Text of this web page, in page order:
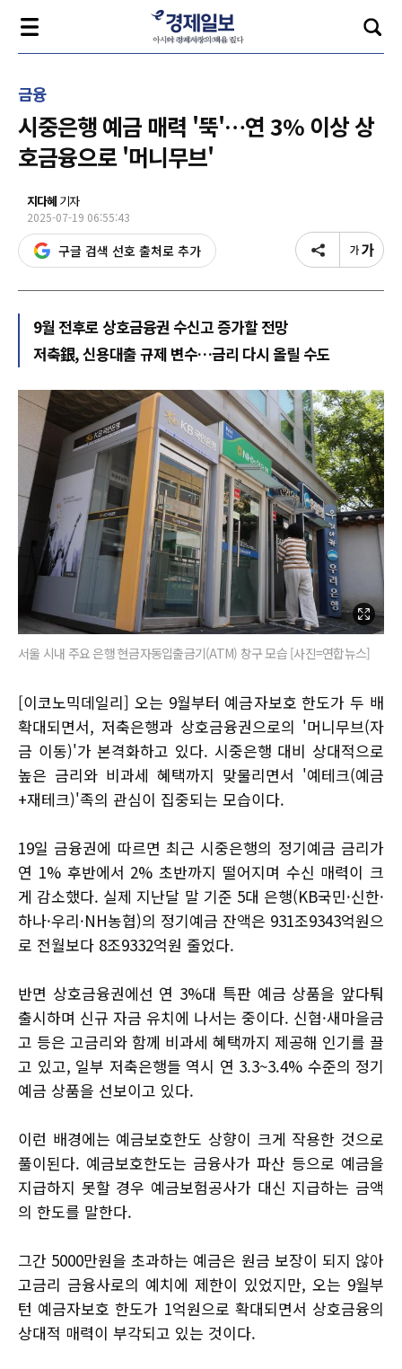
금융
시중은행 예금 매력 '뚝'…연 3% 이상 상
호금융으로 '머니무브'
지다혜 기자
2025-07-19 06:55:43
구글 검색 선호 출처로 추가
9월 전후로 상호금융권 수신고 증가할 전망
저축銀, 신용대출 규제 변수…금리 다시 올릴 수도
서울 시내 주요 은행 현금자동입출금기(ATM) 창구 모습 [사진=연합뉴스]
[이코노믹데일리] 오는 9월부터 예금자보호 한도가 두 배
확대되면서, 저축은행과 상호금융권으로의 '머니무브(자
금 이동)'가 본격화하고 있다. 시중은행 대비 상대적으로
높은 금리와 비과세 혜택까지 맞물리면서 '예테크(예금
+재테크)'족의 관심이 집중되는 모습이다.
19일 금융권에 따르면 최근 시중은행의 정기예금 금리가
연 1% 후반에서 2% 초반까지 떨어지며 수신 매력이 크
게 감소했다. 실제 지난달 말 기준 5대 은행(KB국민·신한·
하나·우리·NH농협)의 정기예금 잔액은 931조9343억원으
로 전월보다 8조9332억원 줄었다.
반면 상호금융권에선 연 3%대 특판 예금 상품을 앞다퉈
출시하며 신규 자금 유치에 나서는 중이다. 신협·새마을금
고 등은 고금리와 함께 비과세 혜택까지 제공해 인기를 끌
고 있고, 일부 저축은행들 역시 연 3.3~3.4% 수준의 정기
예금 상품을 선보이고 있다.
이런 배경에는 예금보호한도 상향이 크게 작용한 것으로
풀이된다. 예금보호한도는 금융사가 파산 등으로 예금을
지급하지 못할 경우 예금보험공사가 대신 지급하는 금액
의 한도를 말한다.
그간 5000만원을 초과하는 예금은 원금 보장이 되지 않아
고금리 금융사로의 예치에 제한이 있었지만, 오는 9월부
턴 예금자보호 한도가 1억원으로 확대되면서 상호금융의
상대적 매력이 부각되고 있는 것이다.